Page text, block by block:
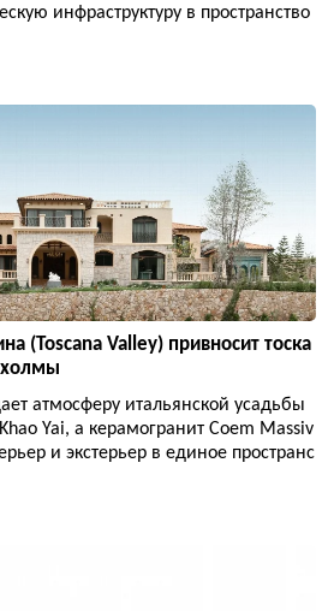
инфраструктуру в пространство
(Toscana Valley) привносит тоска
холмы
атмосферу итальянской усадьбы
Yai, а керамогранит Coem Massiv
и экстерьер в единое пространс